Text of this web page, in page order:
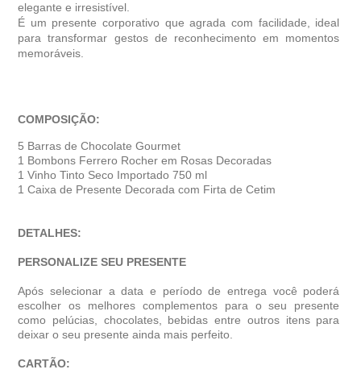
elegante e irresistível.
É um presente corporativo que agrada com facilidade, ideal
para transformar gestos de reconhecimento em momentos
memoráveis.
COMPOSIÇÃO:
5 Barras de Chocolate Gourmet
1 Bombons Ferrero Rocher em Rosas Decoradas
1 Vinho Tinto Seco Importado 750 ml
1 Caixa de Presente Decorada com Firta de Cetim
DETALHES:
PERSONALIZE SEU PRESENTE
Após selecionar a data e período de entrega você poder
escolher os melhores complementos para o seu presente
como pelúcias, chocolates, bebidas entre outros itens para
deixar o seu presente ainda mais perfeito.
CARTÃO: